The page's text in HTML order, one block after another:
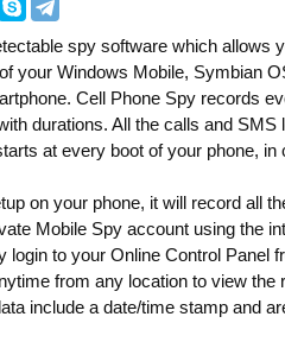
spy software which allows
your Windows Mobile, Symbian
Cell Phone Spy records
durations. All the calls and SMS
at every boot of your phone, in
on your phone, it will record all
Mobile Spy account using the
login to your Online Control Panel
from any location to view
include a date/time stamp and